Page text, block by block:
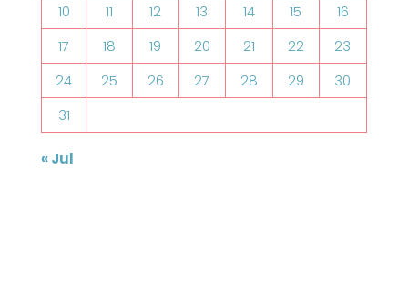
10
11 12 13 14 15
16
17
18 19 20 21 22
23
24
25 26 27 28 29
30
31
« Jul